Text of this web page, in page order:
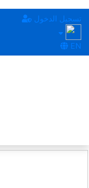
تسجيل الدخول
EN